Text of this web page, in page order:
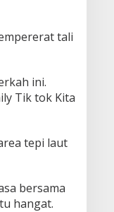
tali
ini.
Tik tok Kita
tepi laut
bersama
hangat.